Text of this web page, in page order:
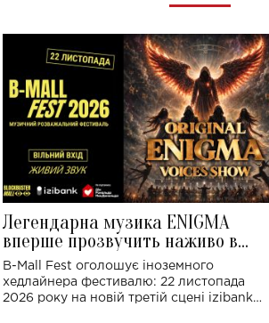
Легендарна музика ENIGMA
вперше прозвучить наживо в
Україні: де відбудеться концерт
B-Mall Fest оголошує іноземного
хедлайнера фестивалю: 22 листопада
2026 року на новій третій сцені izibank